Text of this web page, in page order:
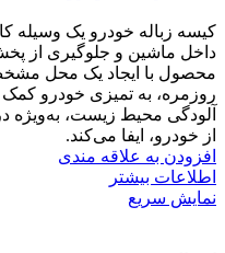
کیسه زباله خودرو یک
داخل ماشین و جلوگیری از
محصول با ایجاد یک محل
روزمره، به تمیزی خودرو
آلودگی محیط زیست، به‌ویژه
از خودرو، ایفا می‌کند.
افزودن به علاقه مندی
اطلاعات بیشتر
نمایش سریع